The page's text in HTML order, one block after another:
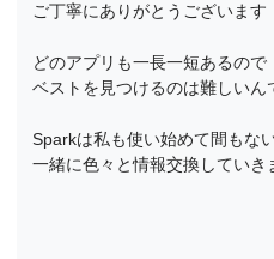
ご丁寧にありがとうございます
どのアプリも一長一短あるので
ベストを見つけるのは難しいん
Sparkは私も使い始めて間もな
一緒に色々と情報交換していき